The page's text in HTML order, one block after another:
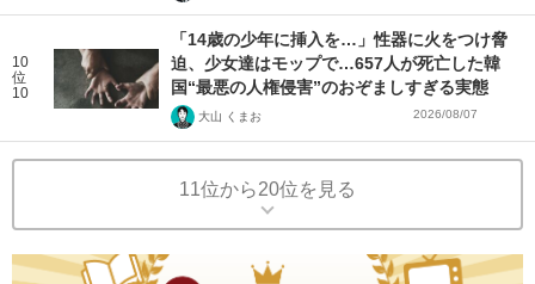
10
位
10
「14歳の少年に挿入を…」性器に火をつけ脅
迫、少女達はモップで…657人が死亡した韓
国“最悪の人権侵害”のおぞましすぎる実態
大山 くまお 2026/08/07
11位から20位を見る